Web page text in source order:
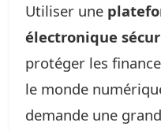
Utiliser une
électronique
protéger les
le monde
demande une